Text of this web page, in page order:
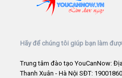
Hãy để chúng tôi giúp bạn làm
Trung tâm đào tạo YouCanNow:
Thanh Xuân - Hà Nội SĐT: